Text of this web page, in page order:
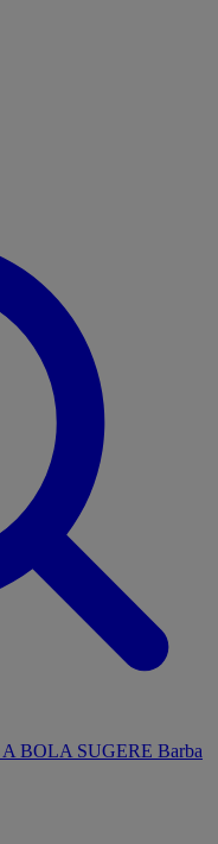
A BOLA SUGERE Barba